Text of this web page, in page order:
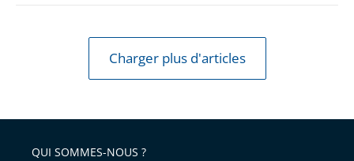
Charger plus d'articles
QUI SOMMES-NOUS ?